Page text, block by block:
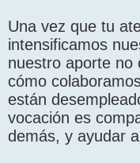
Una vez que tu
intensificamos
nuestro aporte no
cómo
están
vocación es
demás, y ayudar